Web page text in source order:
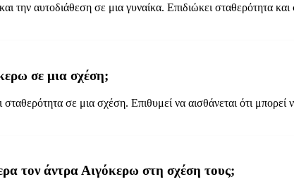
την αυτοδιάθεση σε μια γυναίκα. Επιδιώκει σταθερότητα
σε μια σχέση;
σε μια σχέση. Επιθυμεί να αισθάνεται ότι μπορεί
τον άντρα Αιγόκερω στη σχέση τους;